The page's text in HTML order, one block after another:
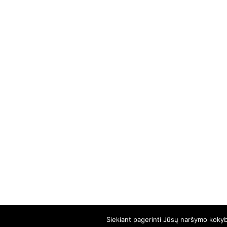
Siekiant pagerinti Jūsų naršymo